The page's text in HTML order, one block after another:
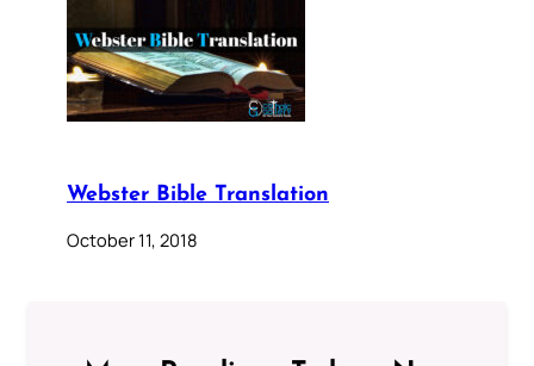
Webster Bible Translation
October 11, 2018